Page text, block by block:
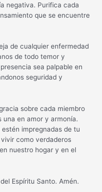
negativa. Purifica cada
que se encuentre
de cualquier enfermedad
de todo temor y
sea palpable en
seguridad y
sobre cada miembro
una en amor y armonía.
impregnadas de tu
como verdaderos
nuestro hogar y en el
Espíritu Santo. Amén.